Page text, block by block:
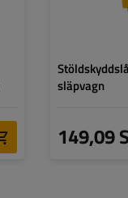
släpvagn
149,09